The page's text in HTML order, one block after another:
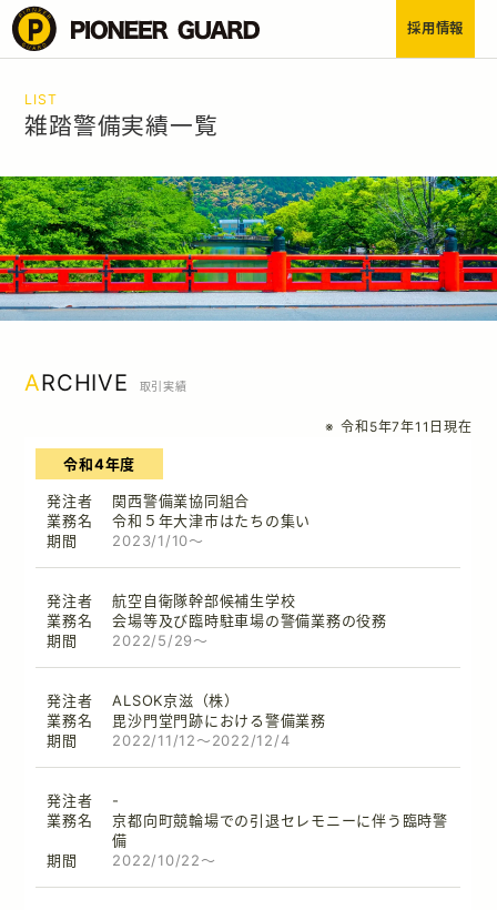
HOME
トップ
事業内容
COMPANY
企業情報
TRAINING
CONTACT
採用応募はこちらから
RECRUIT INFORMATION
採用情報
LIST
雑踏警備実績一覧
ARCHIVE 取引実績
令和5年7年11日現在
令和4年度
関西警備業協同組合
令和５年大津市はたちの集い
2023/1/10～
航空自衛隊幹部候補生学校
会場等及び臨時駐車場の警備業務の役務
2022/5/29～
ALSOK京滋（株）
毘沙門堂門跡における警備業務
2022/11/12～2022/12/4
-
京都向町競輪場での引退セレモニーに伴う臨時警
備
2022/10/22～